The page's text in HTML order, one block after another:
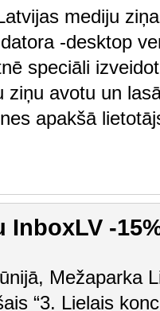
mediju
-desktop
speciāli
ziņu avotu un
apakšā
InboxLV -
Mežaparka
“3. Lielais